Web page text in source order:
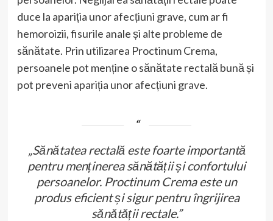
duce la apariția unor afecțiuni grave, cum ar fi
hemoroizii, fisurile anale și alte probleme de
sănătate. Prin utilizarea Proctinum Crema,
persoanele pot menține o sănătate rectală bună și
pot preveni apariția unor afecțiuni grave.
„Sănătatea rectală este foarte importantă
pentru menținerea sănătății și confortului
persoanelor. Proctinum Crema este un
produs eficient și sigur pentru îngrijirea
sănătății rectale.”